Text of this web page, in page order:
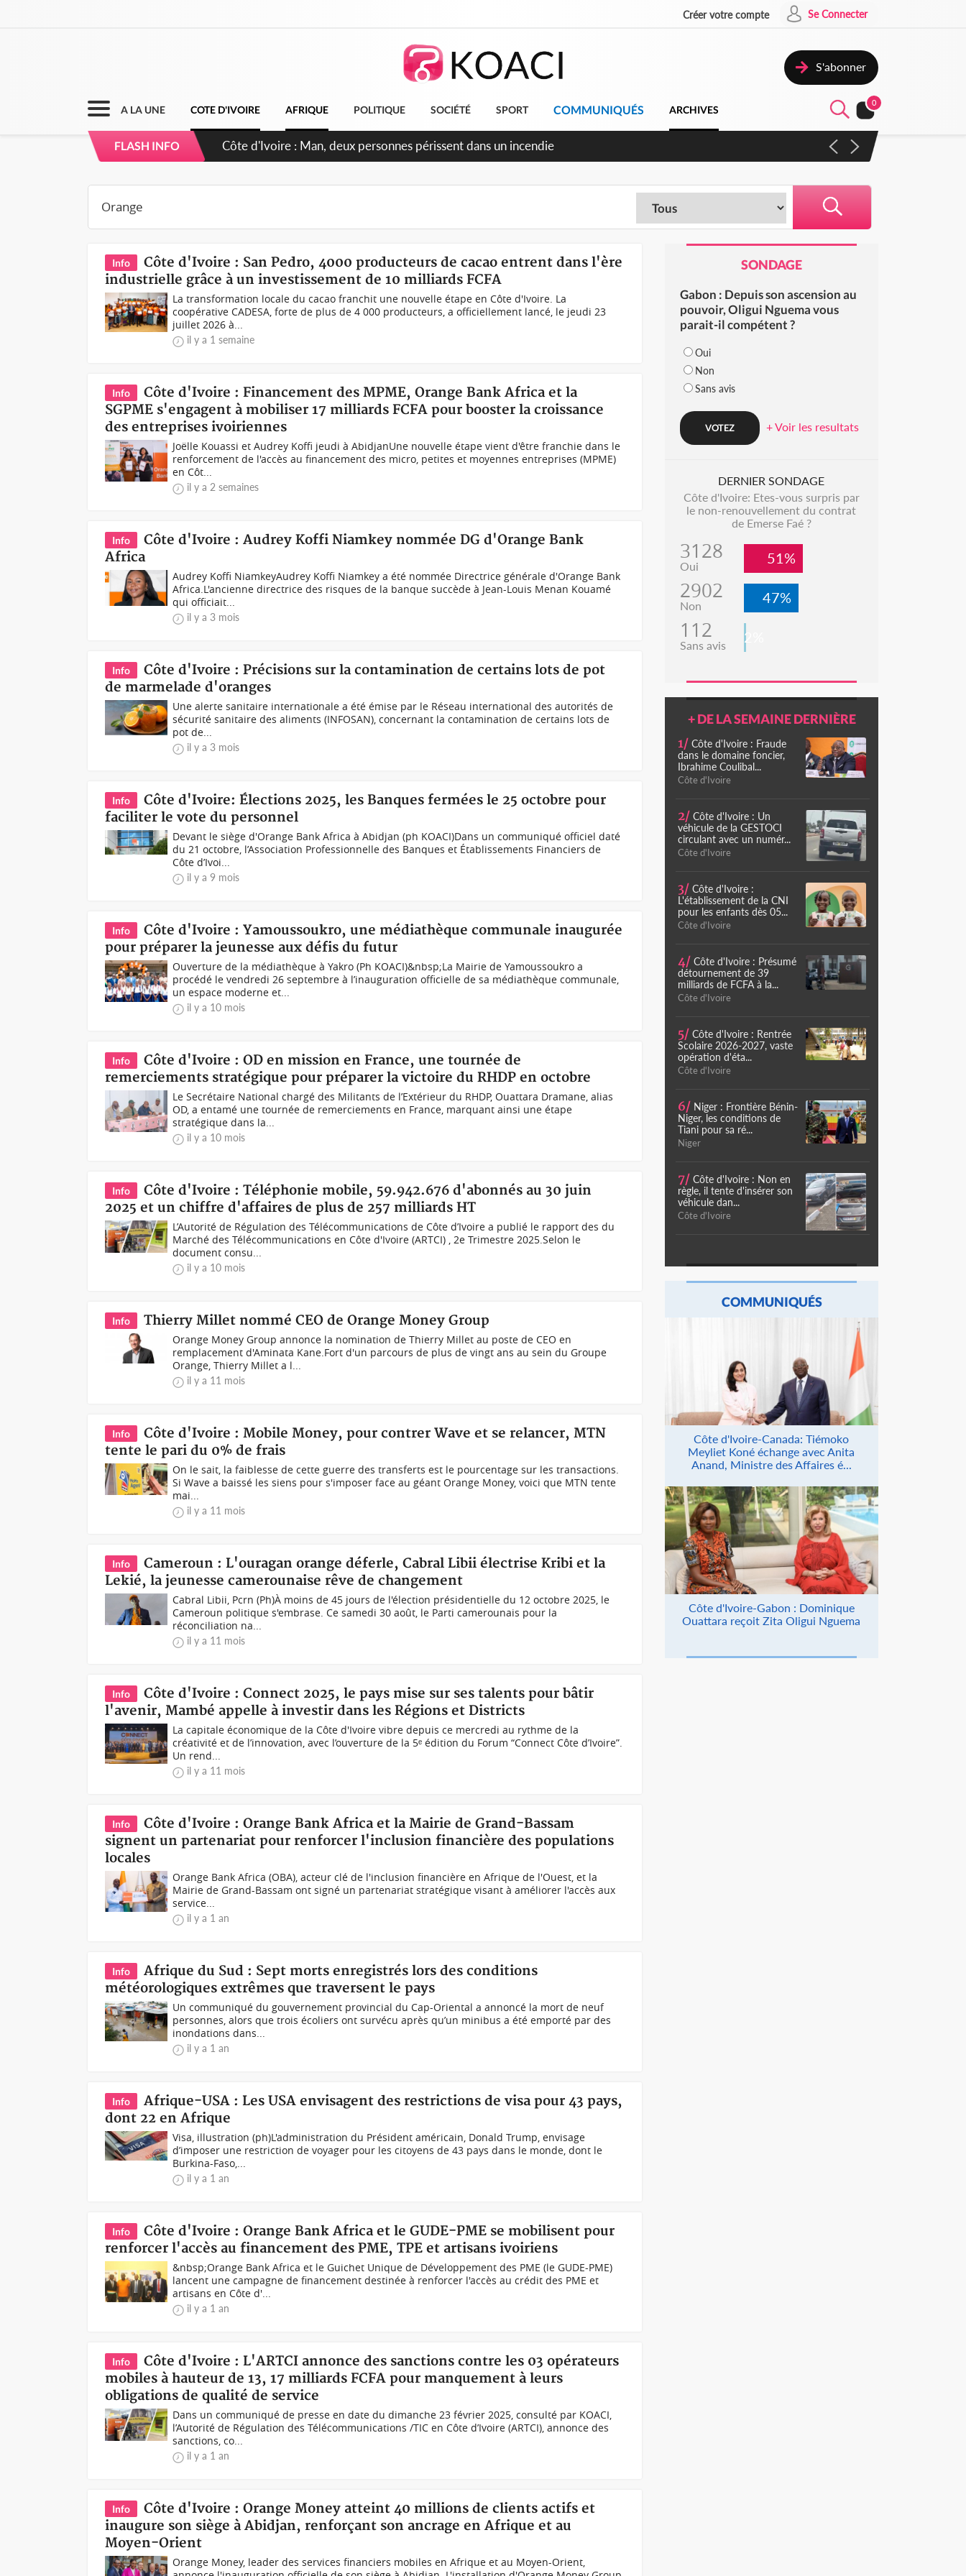
Créer votre compte Se Connecter
S'abonner
A LA UNE COTE D'IVOIRE AFRIQUE POLITIQUE SOCIÉTÉ SPORT COMMUNIQUÉS ARCHIVES
0
FLASH INFO
Côte d'Ivoire : Séileu, la célébration de la fête nationale transformée en vaste campagne contre les produits
Info
Côte d'Ivoire : San Pedro, 4000 producteurs de cacao entrent dans l'ère
industrielle grâce à un investissement de 10 milliards FCFA
La transformation locale du cacao franchit une nouvelle étape en Côte d'Ivoire. La
coopérative CADESA, forte de plus de 4 000 producteurs, a officiellement lancé, le jeudi 23
juillet 2026 à...
il y a 1 semaine
Info
Côte d'Ivoire : Financement des MPME, Orange Bank Africa et la
SGPME s'engagent à mobiliser 17 milliards FCFA pour booster la croissance
des entreprises ivoiriennes
Joëlle Kouassi et Audrey Koffi jeudi à AbidjanUne nouvelle étape vient d'être franchie dans le
renforcement de l'accès au financement des micro, petites et moyennes entreprises (MPME)
en Côt...
il y a 2 semaines
Info
Côte d'Ivoire : Audrey Koffi Niamkey nommée DG d'Orange Bank
Africa
Audrey Koffi NiamkeyAudrey Koffi Niamkey a été nommée Directrice générale d'Orange Bank
Africa.L'ancienne directrice des risques de la banque succède à Jean-Louis Menan Kouamé
qui officiait...
il y a 3 mois
Info
Côte d'Ivoire : Précisions sur la contamination de certains lots de pot
de marmelade d'oranges
Une alerte sanitaire internationale a été émise par le Réseau international des autorités de
sécurité sanitaire des aliments (INFOSAN), concernant la contamination de certains lots de
pot de...
il y a 3 mois
Info
Côte d'Ivoire: Élections 2025, les Banques fermées le 25 octobre pour
faciliter le vote du personnel
Devant le siège d'Orange Bank Africa à Abidjan (ph KOACI)Dans un communiqué officiel daté
du 21 octobre, l’Association Professionnelle des Banques et Établissements Financiers de
Côte d’Ivoi...
il y a 9 mois
Info
Côte d'Ivoire : Yamoussoukro, une médiathèque communale inaugurée
pour préparer la jeunesse aux défis du futur
Ouverture de la médiathèque à Yakro (Ph KOACI)&nbsp;La Mairie de Yamoussoukro a
procédé le vendredi 26 septembre à l’inauguration officielle de sa médiathèque communale,
un espace moderne et...
il y a 10 mois
Info
Côte d'Ivoire : OD en mission en France, une tournée de
remerciements stratégique pour préparer la victoire du RHDP en octobre
Le Secrétaire National chargé des Militants de l’Extérieur du RHDP, Ouattara Dramane, alias
OD, a entamé une tournée de remerciements en France, marquant ainsi une étape
stratégique dans la...
il y a 10 mois
Info
Côte d'Ivoire : Téléphonie mobile, 59.942.676 d'abonnés au 30 juin
2025 et un chiffre d'affaires de plus de 257 milliards HT
L’Autorité de Régulation des Télécommunications de Côte d’Ivoire a publié le rapport des du
Marché des Télécommunications en Côte d'Ivoire (ARTCI) , 2e Trimestre 2025.Selon le
document consu...
il y a 10 mois
Info Thierry Millet nommé CEO de Orange Money Group
Orange Money Group annonce la nomination de Thierry Millet au poste de CEO en
remplacement d'Aminata Kane.Fort d'un parcours de plus de vingt ans au sein du Groupe
Orange, Thierry Millet a l...
il y a 11 mois
Info
Côte d'Ivoire : Mobile Money, pour contrer Wave et se relancer, MTN
tente le pari du 0% de frais
On le sait, la faiblesse de cette guerre des transferts est le pourcentage sur les transactions.
Si Wave a baissé les siens pour s'imposer face au géant Orange Money, voici que MTN tente
mai...
il y a 11 mois
Info
Cameroun : L'ouragan orange déferle, Cabral Libii électrise Kribi et la
Lekié, la jeunesse camerounaise rêve de changement
Cabral Libii, Pcrn (Ph)À moins de 45 jours de l'élection présidentielle du 12 octobre 2025, le
Cameroun politique s'embrase. Ce samedi 30 août, le Parti camerounais pour la
réconciliation na...
il y a 11 mois
Info
Côte d'Ivoire : Connect 2025, le pays mise sur ses talents pour bâtir
l'avenir, Mambé appelle à investir dans les Régions et Districts
La capitale économique de la Côte d'Ivoire vibre depuis ce mercredi au rythme de la
créativité et de l’innovation, avec l’ouverture de la 5ᵉ édition du Forum “Connect Côte d’Ivoire”.
Un rend...
il y a 11 mois
Info
Côte d'Ivoire : Orange Bank Africa et la Mairie de Grand-Bassam
signent un partenariat pour renforcer l'inclusion financière des populations
locales
Orange Bank Africa (OBA), acteur clé de l'inclusion financière en Afrique de l'Ouest, et la
Mairie de Grand-Bassam ont signé un partenariat stratégique visant à améliorer l'accès aux
service...
il y a 1 an
Info
Afrique du Sud : Sept morts enregistrés lors des conditions
météorologiques extrêmes que traversent le pays
Un communiqué du gouvernement provincial du Cap-Oriental a annoncé la mort de neuf
personnes, alors que trois écoliers ont survécu après qu’un minibus a été emporté par des
inondations dans...
il y a 1 an
Info
Afrique-USA : Les USA envisagent des restrictions de visa pour 43 pays,
dont 22 en Afrique
Visa, illustration (ph)L'administration du Président américain, Donald Trump, envisage
d’imposer une restriction de voyager pour les citoyens de 43 pays dans le monde, dont le
Burkina-Faso,...
il y a 1 an
Info
Côte d'Ivoire : Orange Bank Africa et le GUDE-PME se mobilisent pour
renforcer l'accès au financement des PME, TPE et artisans ivoiriens
&nbsp;Orange Bank Africa et le Guichet Unique de Développement des PME (le GUDE-PME)
lancent une campagne de financement destinée à renforcer l'accès au crédit des PME et
artisans en Côte d'...
il y a 1 an
Info
Côte d'Ivoire : L'ARTCI annonce des sanctions contre les 03 opérateurs
mobiles à hauteur de 13, 17 milliards FCFA pour manquement à leurs
obligations de qualité de service
Dans un communiqué de presse en date du dimanche 23 février 2025, consulté par KOACI,
l’Autorité de Régulation des Télécommunications /TIC en Côte d’Ivoire (ARTCI), annonce des
sanctions, co...
il y a 1 an
Info
Côte d'Ivoire : Orange Money atteint 40 millions de clients actifs et
inaugure son siège à Abidjan, renforçant son ancrage en Afrique et au
Moyen-Orient
Orange Money, leader des services financiers mobiles en Afrique et au Moyen-Orient,
SONDAGE
Gabon : Depuis son ascension au
pouvoir, Oligui Nguema vous
parait-il compétent ?
Oui
Non
Sans avis
+ Voir les resultats
DERNIER SONDAGE
Côte d'Ivoire: Etes-vous surpris par
le non-renouvellement du contrat
de Emerse Faé ?
3128
Oui 51%
2902
Non 47%
112
Sans avis 2%
+ DE LA SEMAINE DERNIÈRE
1/ Côte d'Ivoire : Fraude
dans le domaine foncier,
Ibrahime Coulibal...
Côte d'Ivoire
2/ Côte d'Ivoire : Un
véhicule de la GESTOCI
circulant avec un numér...
Côte d'Ivoire
3/ Côte d'Ivoire :
L'établissement de la CNI
pour les enfants dès 05...
Côte d'Ivoire
4/ Côte d'Ivoire : Présumé
détournement de 39
milliards de FCFA à la...
Côte d'Ivoire
5/ Côte d'Ivoire : Rentrée
Scolaire 2026-2027, vaste
opération d'éta...
Côte d'Ivoire
6/ Niger : Frontière Bénin-
Niger, les conditions de
Tiani pour sa ré...
Niger
7/ Côte d'Ivoire : Non en
règle, il tente d'insérer son
véhicule dan...
Côte d'Ivoire
COMMUNIQUÉS
Côte d'Ivoire-Canada: Tiémoko
Meyliet Koné échange avec Anita
Anand, Ministre des Affaires é...
Côte d'Ivoire-Gabon : Dominique
Ouattara reçoit Zita Oligui Nguema